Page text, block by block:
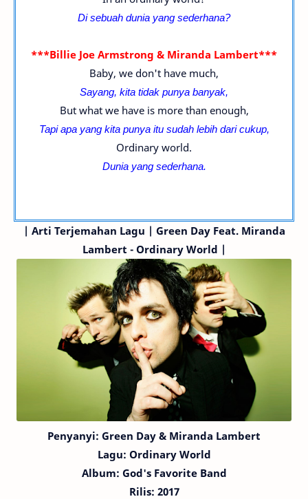
Di sebuah dunia yang sederhana?
***Billie Joe Armstrong & Miranda Lambert***
Baby, we don't have much,
Sayang, kita tidak punya banyak,
But what we have is more than enough,
Tapi apa yang kita punya itu sudah lebih dari cukup,
Ordinary world.
Dunia yang sederhana.
| Arti Terjemahan Lagu | Green Day Feat. Miranda
Lambert - Ordinary World |
Penyanyi: Green Day & Miranda Lambert
Lagu: Ordinary World
Album: God's Favorite Band
Rilis: 2017